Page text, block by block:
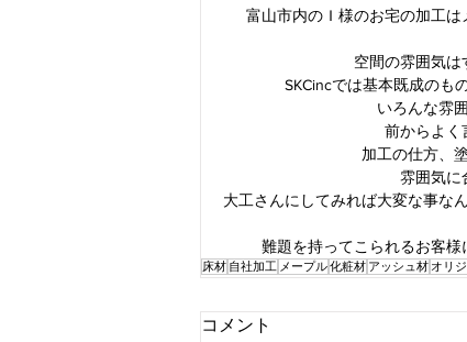
富山市内のＩ様のお宅の加工は
空間の雰囲気は
SKCincでは基本既成のも
いろんな雰
前からよく
加工の仕方、
雰囲気に
大工さんにしてみれば大変な事な
難題を持ってこられるお客様
床材 自社加工 メープル化粧材 アッシュ材 オリ
コメント